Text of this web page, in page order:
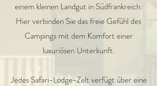
einem kleinen Landgut in Südfrankreich.
Hier verbinden Sie das freie Gefühl des
Campings mit dem Komfort einer
luxuriösen Unterkunft.
Jedes Safari-Lodge-Zelt verfügt über eine